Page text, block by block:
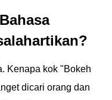
Kenapa kok "Bokeh
dicari orang dan